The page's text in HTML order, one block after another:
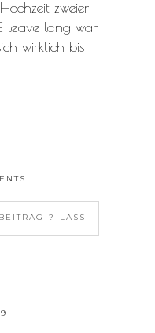
zweier
leäve lang war
wirklich bis
? LASS